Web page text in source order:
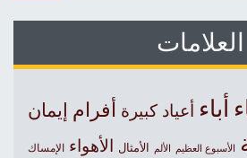
العلامات
أباء أعياد كبيرة أفرام إيمان
العظيم الألم الأمثال الأهواء الإمساك